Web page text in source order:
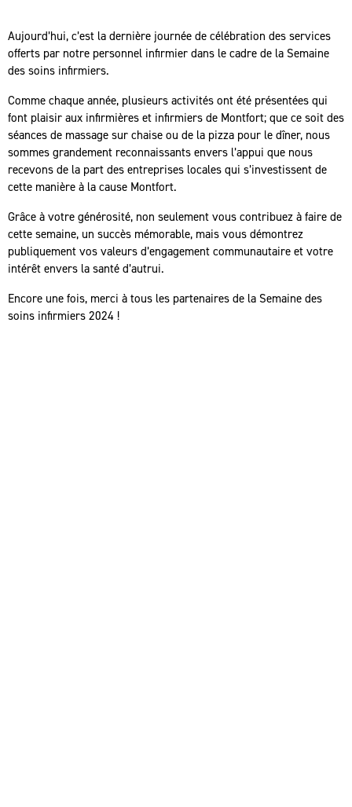
Aujourd’hui, c’est la dernière journée de célébration des services
offerts par notre personnel infirmier dans le cadre de la Semaine
des soins infirmiers.
Comme chaque année, plusieurs activités ont été présentées qui
font plaisir aux infirmières et infirmiers de Montfort; que ce soit des
séances de massage sur chaise ou de la pizza pour le dîner, nous
sommes grandement reconnaissants envers l’appui que nous
recevons de la part des entreprises locales qui s’investissent de
cette manière à la cause Montfort.
Grâce à votre générosité, non seulement vous contribuez à faire de
cette semaine, un succès mémorable, mais vous démontrez
publiquement vos valeurs d’engagement communautaire et votre
intérêt envers la santé d’autrui.
Encore une fois, merci à tous les partenaires de la Semaine des
soins infirmiers 2024 !